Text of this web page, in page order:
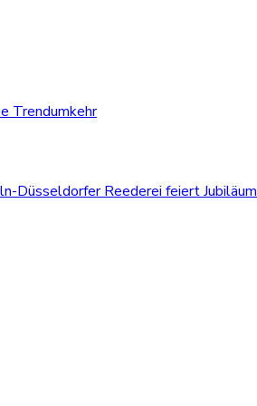
Trendumkehr
Düsseldorfer Reederei feiert Jubiläum